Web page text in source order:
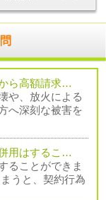
ら高額請求…
や、放火による
へ深刻な被害を
用はするこ…
ることができま
うと、契約行為